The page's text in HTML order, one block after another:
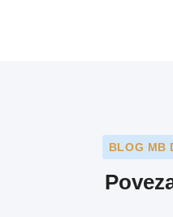
BLOG MB